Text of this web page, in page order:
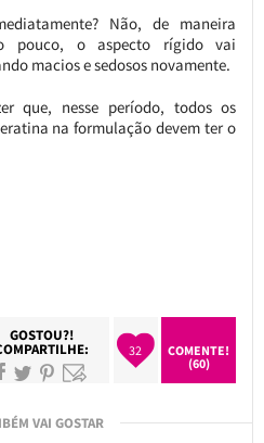
Não, de maneira
pouco, o aspecto rígido vai
macios e sedosos novamente.
que, nesse período, todos os
na formulação devem ter o
GOSTOU?!
32
COMENTE!
(60)
VAI GOSTAR